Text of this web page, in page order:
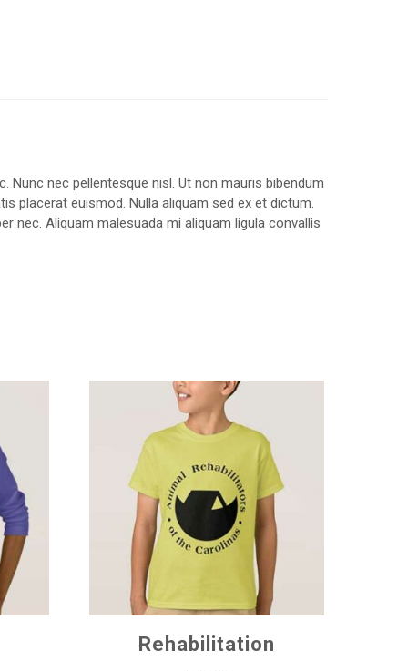
nec pellentesque nisl. Ut non mauris bibendum
placerat euismod. Nulla aliquam sed ex et dictum.
nec. Aliquam malesuada mi aliquam ligula convallis
Rehabilitation